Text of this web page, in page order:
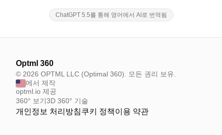
ChatGPT 5.5를 통해 영어에서 AI로 번역됨
Optml 360
© 2026 OPTML LLC (Optimal 360). 모든 권리 보유.
에서 제작
optml.io 제공
360° 보기3D 360° 기술
개인정보 처리방침쿠키 정책이용 약관